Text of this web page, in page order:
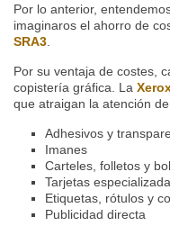
Por lo anterior,
imaginaros el ahorro de
SRA3
Por su ventaja de costes,
copistería gráfica. La
que atraigan la atención
Adhesivos y
Imanes
Carteles, folletos y
Tarjetas
Etiquetas, rótulos y
Publicidad directa